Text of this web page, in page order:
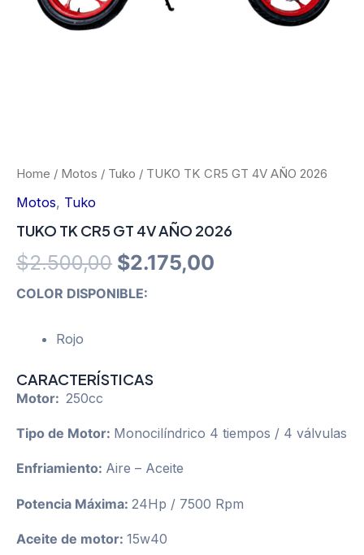
Home / Motos / Tuko / TUKO TK CR5 GT 4V AÑO 2026
Motos, Tuko
TUKO TK CR5 GT 4V AÑO 2026
$2.500,00 Original
price
$2.175,00
COLOR DISPONIBLE:
Rojo
CARACTERÍSTICAS
Motor: 250cc
Tipo de Motor: Monocilíndrico 4 tiempos / 4 válvulas
Enfriamiento: Aire – Aceite
Potencia Máxima: 24Hp / 7500 Rpm
Aceite de motor: 15w40